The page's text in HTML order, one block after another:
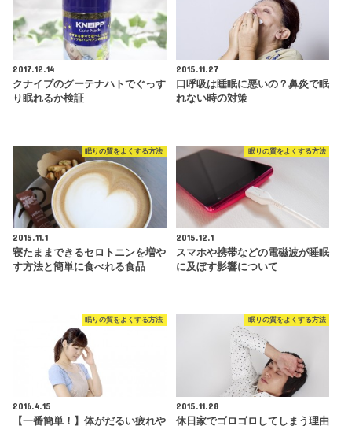
2017.12.14
クナイプのグーテナハトでぐっす
り眠れるか検証
2015.11.27
口呼吸は睡眠に悪いの？鼻炎で眠
れない時の対策
眠りの質をよくする方法
2015.11.1
寝たままできるセロトニンを増や
す方法と簡単に食べれる食品
眠りの質をよくする方法
2015.12.1
スマホや携帯などの電磁波が睡眠
に及ぼす影響について
眠りの質をよくする方法
2016.4.15
【一番簡単！】体がだるい疲れや
眠りの質をよくする方法
2015.11.28
休日家でゴロゴロしてしまう理由